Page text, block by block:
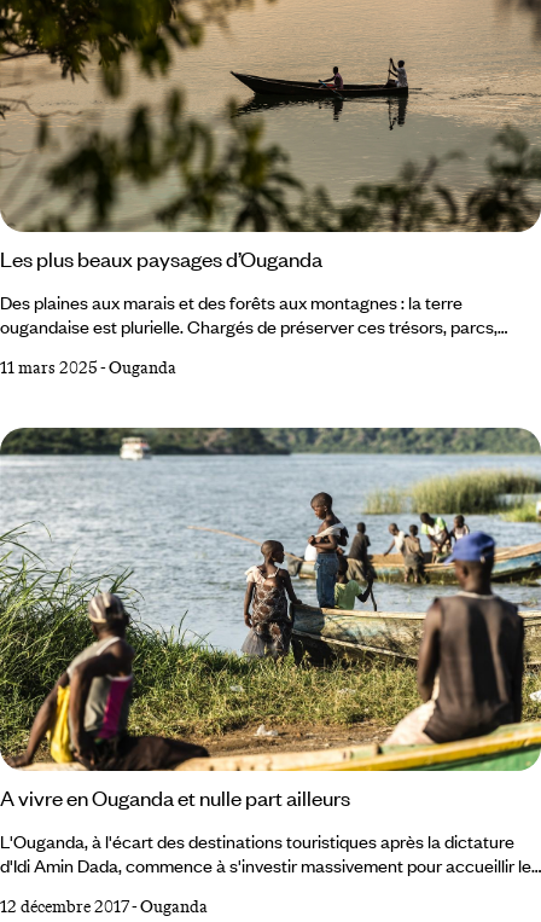
Les plus beaux paysages d’Ouganda
Des plaines aux marais et des forêts aux montagnes : la terre
ougandaise est plurielle. Chargés de préserver ces trésors, parcs,
jouant l’interface entre une Afrique de l’Est safranée et une Afrique
expérience aussi panoramique qu’intimiste. 1 Le lac Victoria Seconde
moitié du XIXe siècle, le monde scientifique est en ébullition :
11 mars 2025-Ouganda
A vivre en Ouganda et nulle part ailleurs
L'Ouganda, à l'écart des destinations touristiques après la dictature
d'Idi Amin Dada, commence à s'investir massivement pour accueillir les
Murchinson Entre le lac Kyoba et le lac Albert, le Nil se resserre sur un
12 décembre 2017-Ouganda